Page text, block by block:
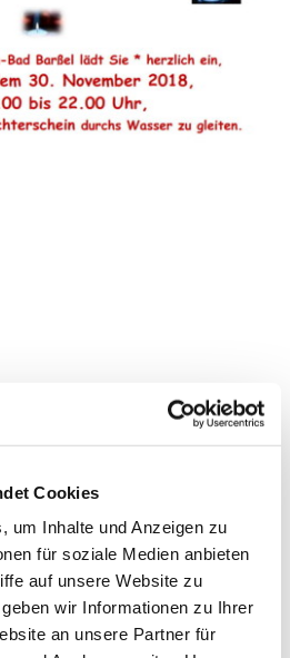
Cookies
um Inhalte und Anzeigen zu
für soziale Medien anbieten
auf unsere Website zu
wir Informationen zu Ihrer
an unsere Partner für
Das Team vom Hafen-Bad
am Freitag, dem 30.
bis 22.00 Uhr, in